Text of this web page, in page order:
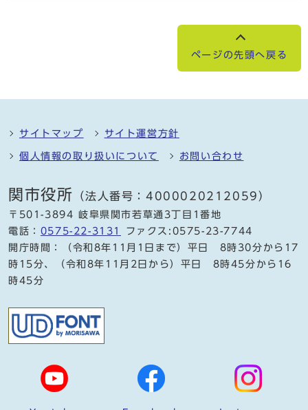
ページの先頭へ戻る
サイトマップ サイト運営方針
個人情報の取り扱いについて お問い合わせ
関市役所 （法人番号：4000020212059）
〒501-3894 岐阜県関市若草通3丁目1番地
電話： 0575-22-3131
ファクス:0575-23-7744
開庁時間：（令和8年11月1日まで）平日 8時30分から17
時15分、（令和8年11月2日から）平日 8時45分から16
時45分